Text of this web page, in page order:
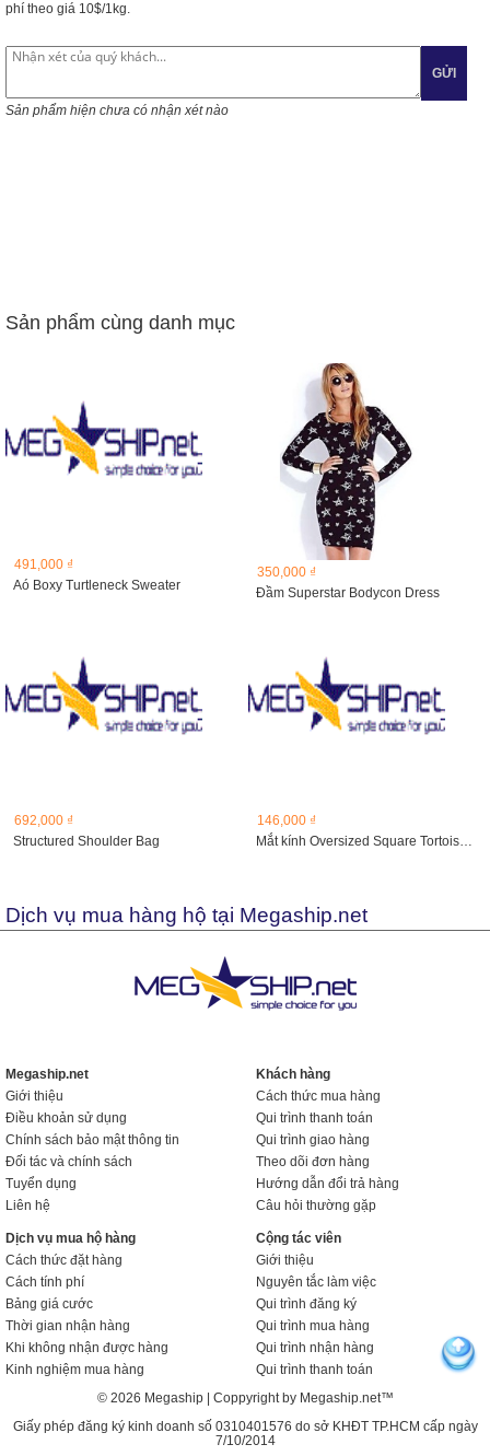
phí theo giá 10$/1kg.
GỬI
Sản phẩm hiện chưa có nhận xét nào
Sản phẩm cùng danh mục
491,000 ₫
Aó Boxy Turtleneck Sweater
350,000 ₫
Đầm Superstar Bodycon Dress
692,000 ₫
Structured Shoulder Bag
146,000 ₫
Mắt kính Oversized Square Tortoise Sunglasses
Dịch vụ mua hàng hộ tại Megaship.net
Megaship.net
Giới thiệu
Điều khoản sử dụng
Chính sách bảo mật thông tin
Đối tác và chính sách
Tuyển dụng
Liên hệ
Khách hàng
Cách thức mua hàng
Qui trình thanh toán
Qui trình giao hàng
Theo dõi đơn hàng
Hướng dẫn đổi trả hàng
Câu hỏi thường gặp
Dịch vụ mua hộ hàng
Cách thức đặt hàng
Cách tính phí
Bảng giá cước
Thời gian nhận hàng
Khi không nhận được hàng
Kinh nghiệm mua hàng
Cộng tác viên
Giới thiệu
Nguyên tắc làm việc
Qui trình đăng ký
Qui trình mua hàng
Qui trình nhận hàng
Qui trình thanh toán
© 2026 Megaship | Coppyright by Megaship.net™
Giấy phép đăng ký kinh doanh số 0310401576 do sở KHĐT TP.HCM cấp ngày
7/10/2014